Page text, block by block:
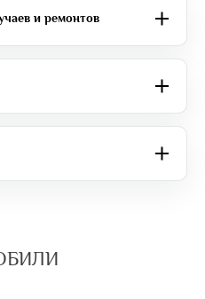
и ремонтов